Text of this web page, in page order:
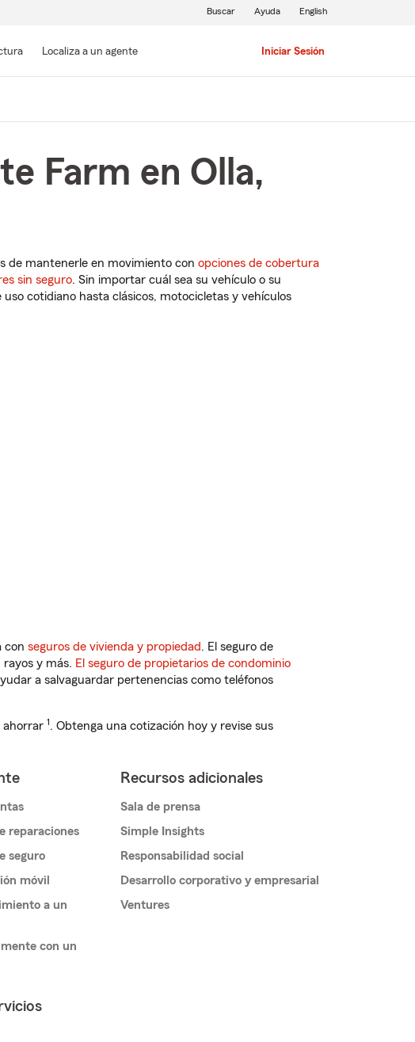
Localiza a un agente Iniciar Sesión
Buscar Ayuda English
Farm en Olla,
de mantenerle en movimiento con opciones de cobertura
sin seguro. Sin importar cuál sea su vehículo o su
cotidiano hasta clásicos, motocicletas y vehículos
con seguros de vivienda y propiedad. El seguro de
y más. El seguro de propietarios de condominio
a salvaguardar pertenencias como teléfonos
ahorrar 1. Obtenga una cotización hoy y revise sus
reparaciones
seguro
móvil
a un
con un
Recursos adicionales
Sala de prensa
Simple Insights
Responsabilidad social
Desarrollo corporativo y empresarial
Ventures